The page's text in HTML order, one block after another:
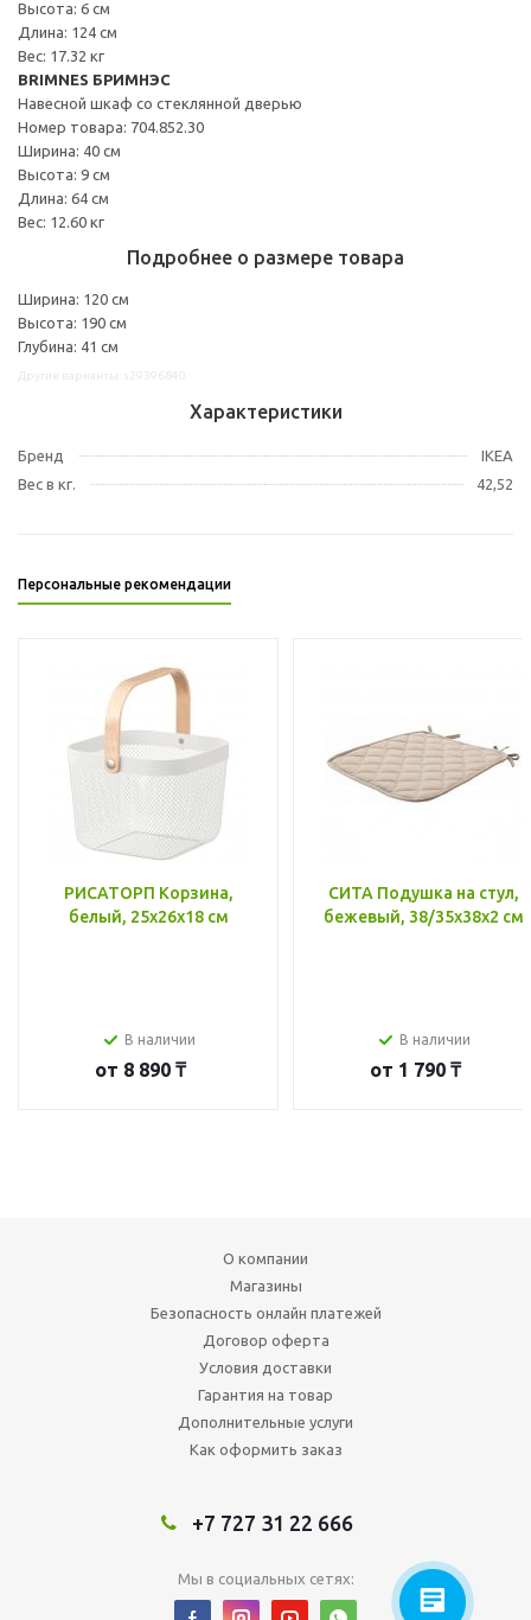
Высота: 6 см
Длина: 124 см
Вес: 17.32 кг
BRIMNES БРИМНЭС
Навесной шкаф со стеклянной дверью
Номер товара: 704.852.30
Ширина: 40 см
Высота: 9 см
Длина: 64 см
Вес: 12.60 кг
Подробнее о размере товара
Ширина: 120 см
Высота: 190 см
Глубина: 41 см
Характеристики
Бренд
IKEA
Вес в кг.
42,52
Персональные рекомендации
РИСАТОРП Корзина,
белый, 25x26x18 см
В наличии
от 8 890 ₸
СИТА Подушка на стул,
бежевый, 38/35x38x2 см
В наличии
от 1 790 ₸
О компании
Магазины
Безопасность онлайн платежей
Договор оферта
Условия доставки
Гарантия на товар
Дополнительные услуги
Как оформить заказ
+7 727 31 22 666
Мы в социальных сетях: